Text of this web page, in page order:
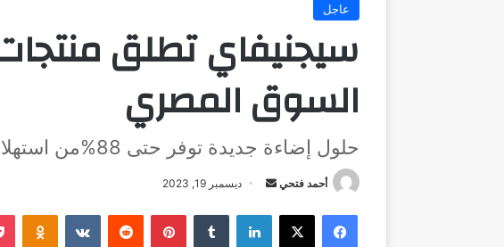
عاجل
سيجنيفاي تطلق
السوق المصري
حلول إضاءة جديدة توفر حتى 88%من استهلاك الكهرباء بأسعار تنافسية
أحمد فتحي
أرسل
إلكترونيا
ديسمبر 19, 2023
فيسبوك ‫X لينكدإن بينتيريست